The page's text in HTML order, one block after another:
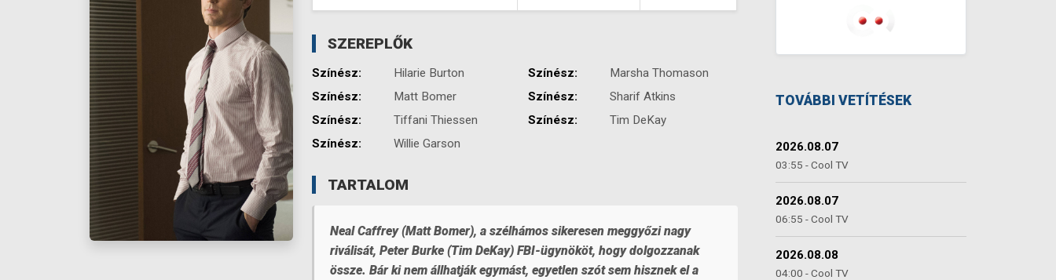
SZEREPLŐK
Színész: Hilarie Burton Színész:
Marsha Thomason
Színész:
Matt Bomer Színész:
Sharif Atkins
Színész:
Tiffani Thiessen Színész:
Tim DeKay
Színész:
Willie Garson
TARTALOM
Neal Caffrey (Matt Bomer), a szélhámos sikeresen meggyőzi nagy
riválisát, Peter Burke (Tim DeKay) FBI-ügynököt, hogy dolgozzanak
össze. Bár ki nem állhatják egymást, egyetlen szót sem hisznek el a
TOVÁBBI VETÍTÉSEK
2026.08.07
03:55 - Cool TV
2026.08.07
06:55 - Cool TV
2026.08.08
04:00 - Cool TV